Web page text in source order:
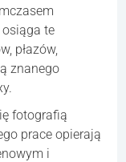
te
płazów,
znanego
fotografią
prace opierają
i